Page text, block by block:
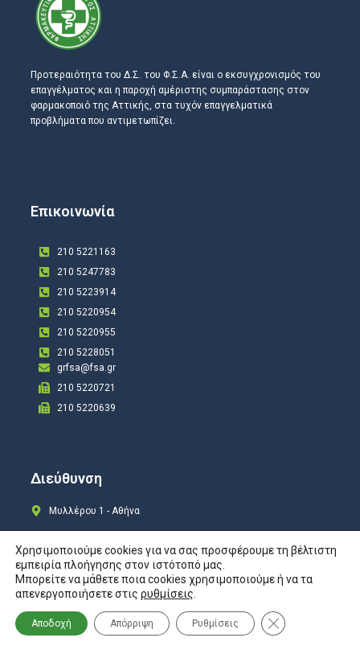
Προτεραιότητα του Δ.Σ. του Φ.Σ.Α. είναι ο εκσυγχρονισμός του
επαγγέλματος και η παροχή αμέριστης συμπαράστασης στον
φαρμακοποιό της Αττικής, στα τυχόν επαγγελματικά
προβλήματα που αντιμετωπίζει.
Επικοινωνία
210 5221163
210 5247783
210 5223914
210 5220954
210 5220955
210 5228051
grfsa@fsa.gr
210 5220721
210 5220639
Διεύθυνση
Μυλλέρου 1 - Αθήνα
Copyright © 2024 All rights Reserved. Design byCOSMOTE New Site4U
Προστασία Προσωπικών Δεδομένων
Χρησιμοποιούμε cookies για να σας προσφέρουμε τη βέλτιστη
εμπειρία πλοήγησης στον ιστότοπό μας.
Μπορείτε να μάθετε ποια cookies χρησιμοποιούμε ή να τα
απενεργοποιήσετε στις ρυθμίσεις
Αποδοχή Απόρριψη Ρυθμίσεις Κλείσιμο του